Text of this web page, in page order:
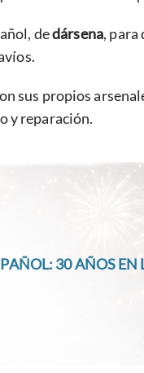
dedársena, para
sus propios
y reparación.
30 AÑOS EN